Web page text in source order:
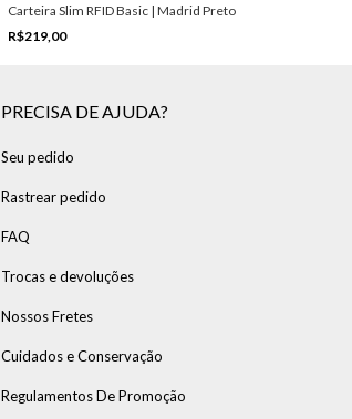
Carteira Slim RFID Basic | Madrid Preto
R$219,00
PRECISA DE AJUDA?
Seu pedido
Rastrear pedido
FAQ
Trocas e devoluções
Nossos Fretes
Cuidados e Conservação
Regulamentos De Promoção